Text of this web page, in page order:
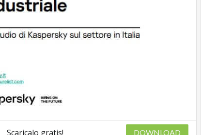
Scaricalo gratis! DOWNLOAD